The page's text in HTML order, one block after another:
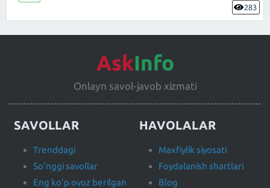
283
AskInfo
Onlayn savol-javob xizmati
SAVOLLAR
Trenddagi
So'nggi savollar
Eng ko'p ovoz berilgan
HAVOLALAR
Maxfiylik siyosati
Foydalanish shartlari
Blog